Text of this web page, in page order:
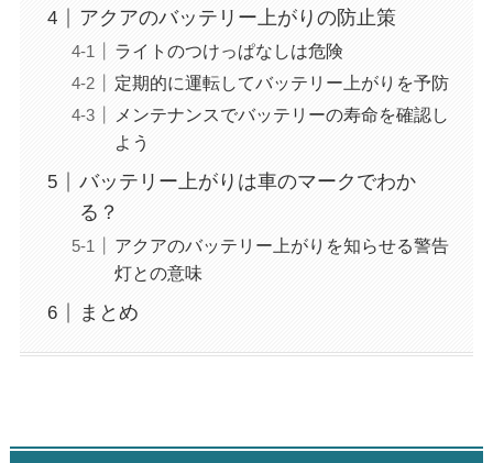
アクアのバッテリー上がりの防止策
ライトのつけっぱなしは危険
定期的に運転してバッテリー上がりを予防
メンテナンスでバッテリーの寿命を確認し
よう
バッテリー上がりは車のマークでわか
る？
アクアのバッテリー上がりを知らせる警告
灯との意味
まとめ